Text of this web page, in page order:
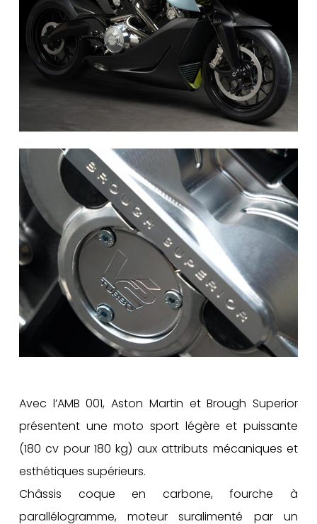
Avec l’AMB 001, Aston Martin et Brough Superior
présentent une moto sport légère et puissante
(180 cv pour 180 kg) aux attributs mécaniques et
esthétiques supérieurs.
Châssis coque en carbone, fourche à
parallélogramme, moteur suralimenté par un